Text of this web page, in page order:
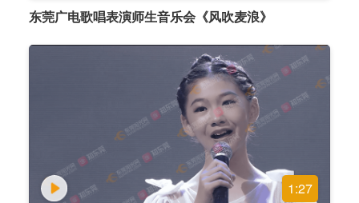
东莞广电歌唱表演师生音乐会《风吹麦浪》
1:27